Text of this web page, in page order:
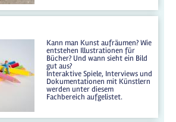
Kann man Kunst aufräumen? Wie
entstehen Illustrationen für
Bücher? Und wann sieht ein Bild
gut aus?
Interaktive Spiele, Interviews und
Dokumentationen mit Künstlern
werden unter diesem
Fachbereich aufgelistet.